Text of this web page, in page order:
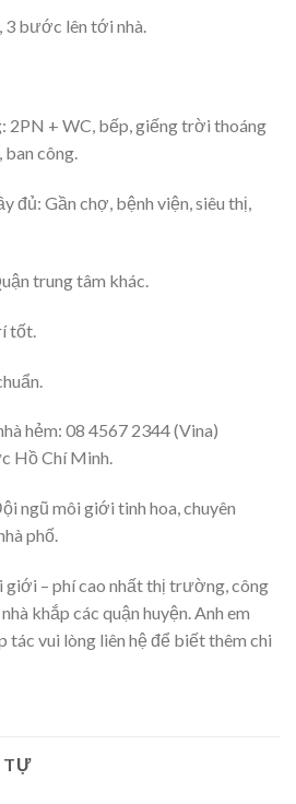
bước lên tới nhà.
2PN + WC, bếp, giếng trời thoáng
công.
đủ: Gần chợ, bệnh viện, siêu thị,
trung tâm khác.
tốt.
hẻm: 08 4567 2344 (Vina)
Hồ Chí Minh.
ngũ môi giới tinh hoa, chuyên
phố.
giới – phí cao nhất thị trường, công
khắp các quận huyện. Anh em
tác vui lòng liên hệ để biết thêm chi
TỰ